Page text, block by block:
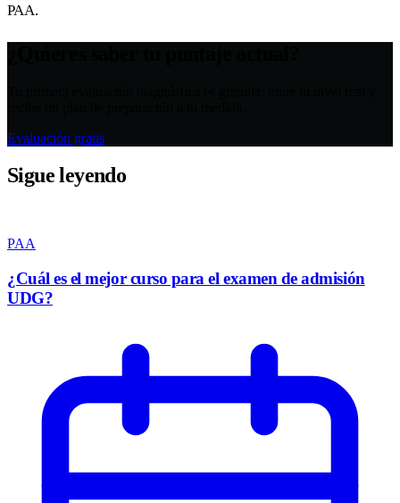
PAA.
Evaluación gratis
Sigue leyendo
PAA
¿Cuál es el mejor curso para el examen de admisión
UDG?